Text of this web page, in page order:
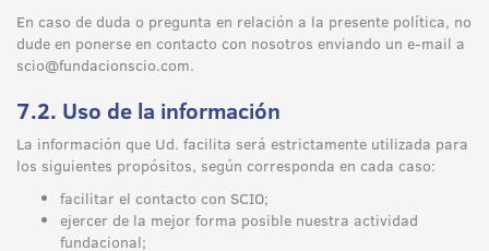
En caso de duda o pregunta en relación a la presente política, no
dude en ponerse en contacto con nosotros enviando un e-mail a
scio@fundacionscio.com.
7.2. Uso de la información
La información que Ud. facilita será estrictamente utilizada para
los siguientes propósitos, según corresponda en cada caso:
facilitar el contacto con SCIO;
ejercer de la mejor forma posible nuestra actividad
fundacional;